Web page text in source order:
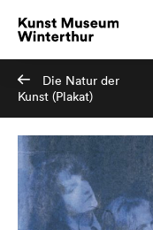
Die Natur der
Kunst (Plakat)